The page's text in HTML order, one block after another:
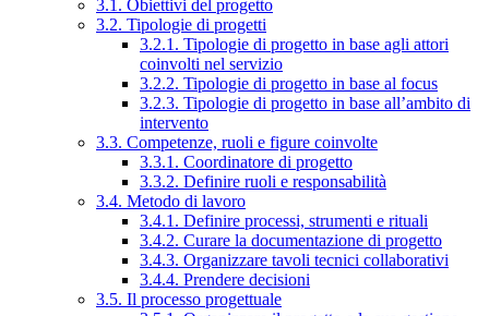
3.1. Obiettivi del progetto
3.2. Tipologie di progetti
3.2.1. Tipologie di progetto in base agli attori
coinvolti nel servizio
3.2.2. Tipologie di progetto in base al focus
3.2.3. Tipologie di progetto in base all’ambito di
intervento
3.3. Competenze, ruoli e figure coinvolte
3.3.1. Coordinatore di progetto
3.3.2. Definire ruoli e responsabilità
3.4. Metodo di lavoro
3.4.1. Definire processi, strumenti e rituali
3.4.2. Curare la documentazione di progetto
3.4.3. Organizzare tavoli tecnici collaborativi
3.4.4. Prendere decisioni
3.5. Il processo progettuale